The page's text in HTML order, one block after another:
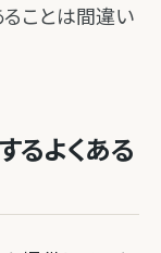
ことは間違い
るよくある